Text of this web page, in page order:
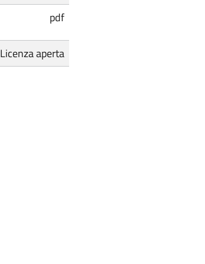
pdf
Licenza aperta